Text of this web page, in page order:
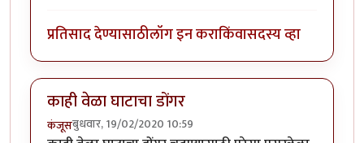
प्रतिसाद देण्यासाठीलॉग इन कराकिंवासदस्य व्हा
काही वेळा घाटाचा डोंगर
कंजूसबुधवार, 19/02/2020 10:59